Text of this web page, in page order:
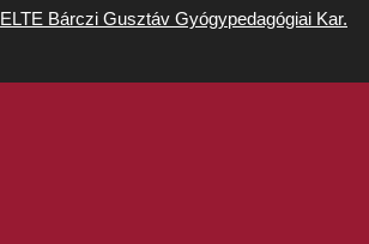
ELTE Bárczi Gusztáv Gyógypedagógiai Kar.